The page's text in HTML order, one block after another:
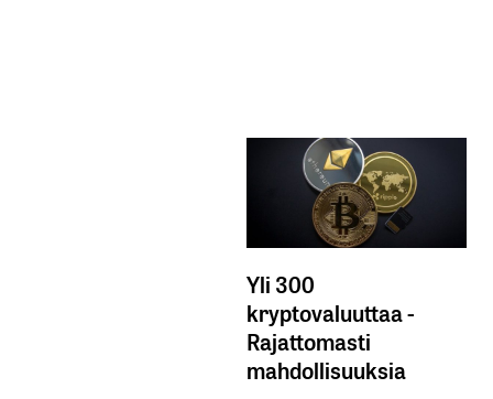
Yli 300
kryptovaluuttaa -
Rajattomasti
mahdollisuuksia